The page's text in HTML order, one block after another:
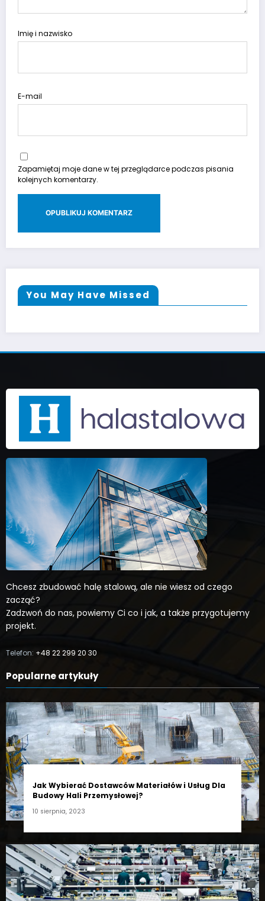
Imię i nazwisko
E-mail
Zapamiętaj moje dane w tej przeglądarce podczas pisania
kolejnych komentarzy.
You May Have Missed
Chcesz zbudować halę stalową, ale nie wiesz od czego
zacząć?
Zadzwoń do nas, powiemy Ci co i jak, a także przygotujemy
projekt.
Telefon: +48 22 299 20 30
Popularne artykuły
Jak Wybierać Dostawców Materiałów i Usług Dla
Budowy Hali Przemysłowej?
10 sierpnia, 2023